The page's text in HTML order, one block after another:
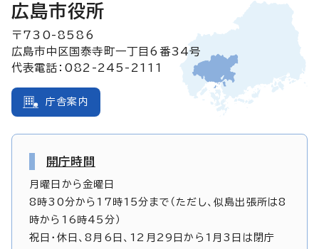
広島市役所
〒730-8586
広島市中区国泰寺町一丁目6番34号
代表電話：082-245-2111
庁舎案内
開庁時間
月曜日から金曜日
8時30分から17時15分まで（ただし、似島出張所は8
時から16時45分）
祝日・休日、8月6日、12月29日から1月3日は閉庁